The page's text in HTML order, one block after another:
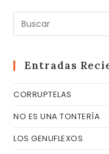
Entradas
CORRUPTELAS
NO ES UNA TONTERÍA
LOS GENUFLEXOS